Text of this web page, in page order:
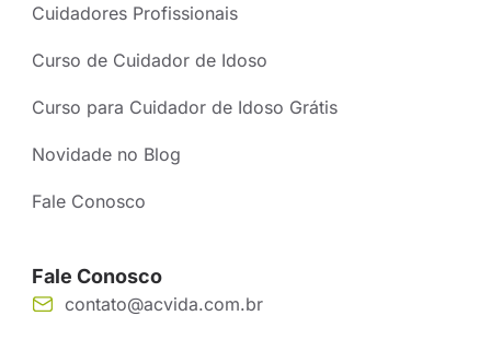
Cuidadores Profissionais
Curso de Cuidador de Idoso
Curso para Cuidador de Idoso Grátis
Novidade no Blog
Fale Conosco
Fale Conosco
contato@acvida.com.br